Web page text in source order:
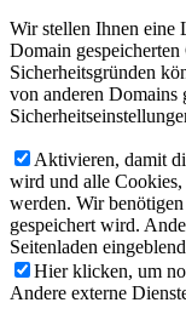
Wir stellen Ihnen eine
Domain
Sicherheitsgründen
von anderen Domains
Aktivieren, damit
wird und alle Cookies,
werden. Wir
gespeichert wird.
Seitenladen
Hier klicken, um
Andere externe